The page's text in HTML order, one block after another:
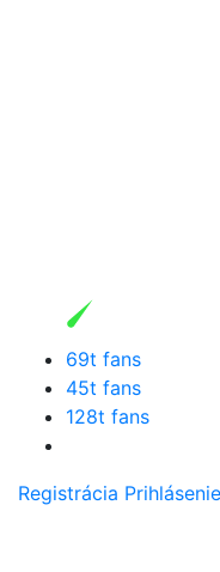
69t fans
45t fans
128t fans
Registrácia Prihlásenie